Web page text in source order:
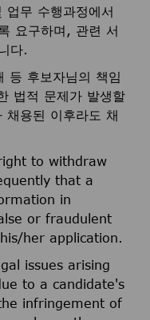
무 수행과정에서
요구하며, 관련 서
다.
등 후보자님의 책임
법적 문제가 발생할
채용된 이후라도 채
to withdraw
that a
in
or fraudulent
her application.
issues arising
to a candidate's
infringement of